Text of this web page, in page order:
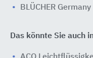
BLÜCHER Germany
Das könnte Sie auch